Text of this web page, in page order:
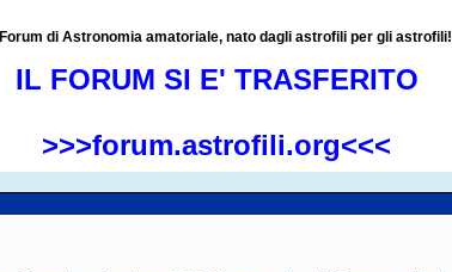
di Astronomia amatoriale, nato dagli astrofili per gli astrofili!
IL FORUM SI E' TRASFERITO
>>>forum.astrofili.org<<<